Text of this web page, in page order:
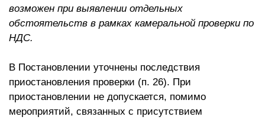
возможен при выявлении отдельных
обстоятельств в рамках камеральной проверки по
НДС.
В Постановлении уточнены последствия
приостановления проверки (п. 26). При
приостановлении не допускается, помимо
мероприятий, связанных с присутствием